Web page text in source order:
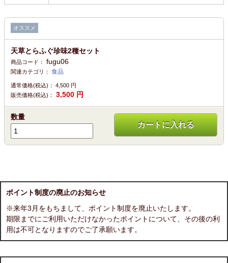
オススメ
天草とらふぐ珍味2種セット
商品コード： fugu06
関連カテゴリ： 食品
通常価格(税込)： 4,500 円
販売価格(税込)：
3,500 円
数量
カートに入れる
ポイント制度の廃止のお知らせ
※来年3月をもちまして、ポイント制度を廃止いたします。
期限までにご利用いただけなかったポイントについて、その後の利
用は不可となりますのでご了承願います。